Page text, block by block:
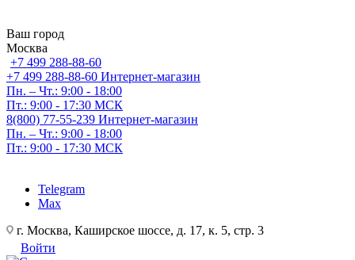
Ваш город
Москва
+7 499 288-88-60
+7 499 288-88-60 Интернет-магазин
Пн. – Чт.: 9:00 - 18:00
Пт.: 9:00 - 17:30 МСК
8(800) 77-55-239 Интернет-магазин
Пн. – Чт.: 9:00 - 18:00
Пт.: 9:00 - 17:30 МСК
Telegram
Max
г. Москва, Каширское шоссе, д. 17, к. 5, стр. 3
Войти